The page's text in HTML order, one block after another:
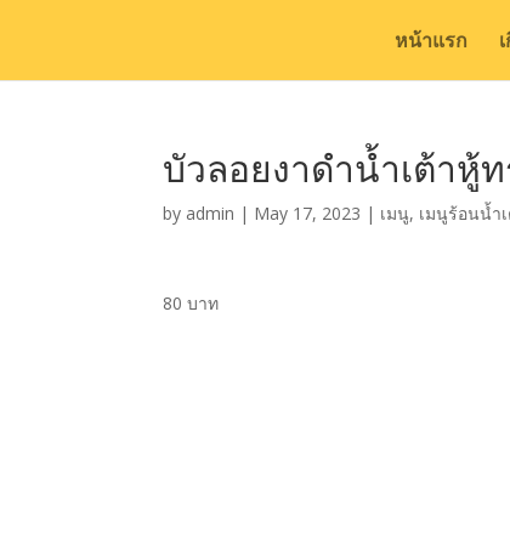
หน้าแรก
บัวลอยงาดำน้ำเต้าหู้ท
by admin | May 17, 2023 | เมนู, เมนูร้อนน้ำ
80 บาท